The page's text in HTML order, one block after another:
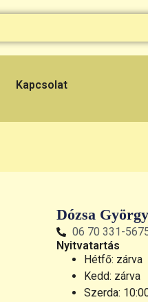
Kapcsolat
Dózsa
06 70 331-
Nyitvatartás
Hétfő: zárva
Kedd: zárva
Szerda: